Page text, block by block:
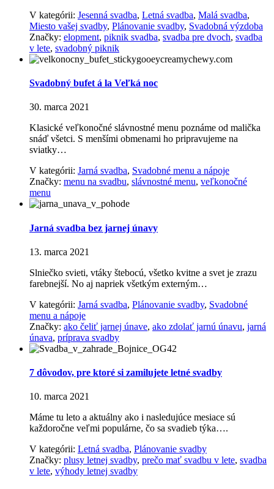
V kategórii: Jesenná svadba, Letná svadba, Malá svadba,
Miesto vašej svadby, Plánovanie svadby, Svadobná výzdoba
Značky: elopment, piknik svadba, svadba pre dvoch, svadba
v lete, svadobný piknik
Svadobný bufet á la Veľká noc
30. marca 2021
Klasické veľkonočné slávnostné menu poznáme od malička
snáď všetci. S menšími obmenami ho pripravujeme na
sviatky…
V kategórii: Jarná svadba, Svadobné menu a nápoje
Značky: menu na svadbu, slávnostné menu, veľkonočné
menu
Jarná svadba bez jarnej únavy
13. marca 2021
Slniečko svieti, vtáky štebocú, všetko kvitne a svet je zrazu
farebnejší. No aj napriek všetkým externým…
V kategórii: Jarná svadba, Plánovanie svadby, Svadobné
menu a nápoje
Značky: ako čeliť jarnej únave, ako zdolať jarnú únavu, jarná
únava, príprava svadby
7 dôvodov, pre ktoré si zamilujete letné svadby
10. marca 2021
Máme tu leto a aktuálny ako i nasledujúce mesiace sú
každoročne veľmi populárne, čo sa svadieb týka….
V kategórii: Letná svadba, Plánovanie svadby
Značky: plusy letnej svadby, prečo mať svadbu v lete, svadba
v lete, výhody letnej svadby